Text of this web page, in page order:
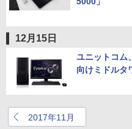
12月15日
ユニットコム
向けミドルタ
2017年11月